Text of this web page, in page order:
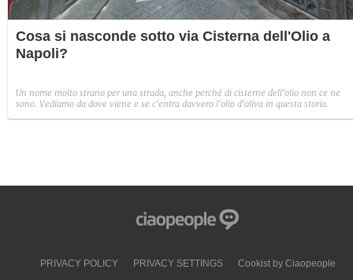
Cosa si nasconde sotto via Cisterna dell'Olio a
Napoli?
Un nome molto strano per una strada, anche perché di cisterne dell'olio non ce ne
sono. Vediamo da dove viene e se c'entra davvero l'olio d'oliva in questa storia.
PRIVACY POLICY PRIVACY SETTINGS Cookist by Ciaopeople